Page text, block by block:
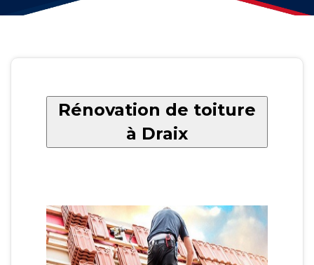
Rénovation de toiture
à Draix